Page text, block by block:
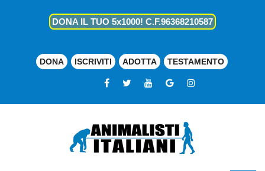
DONA IL TUO 5x1000! C.F.96368210587
DONA ISCRIVITI ADOTTA TESTAMENTO